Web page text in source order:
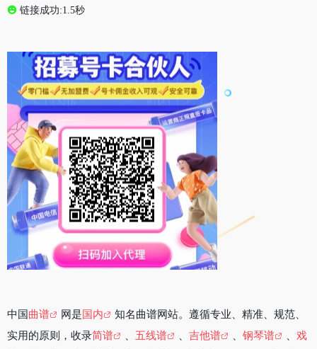
链接成功:1.5秒
中国 曲谱 网是 国内
知名曲谱网站。遵循专业、精准、规范、
实用的原则，收录简谱 五线谱 吉他谱 钢琴谱
戏